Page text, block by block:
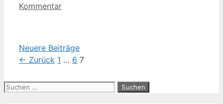
Kommentar
Neuere Beiträge
← Zurück Seite
1 … Seite
6 Seite
7
Suche